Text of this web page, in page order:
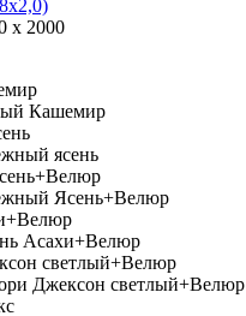
x 2000
Кашемир
ясень
Ясень+Велюр
Асахи+Велюр
Джексон светлый+Велюр